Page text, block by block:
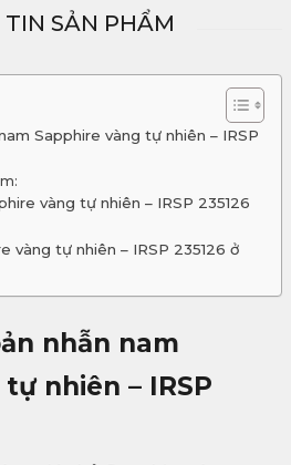
SẢN PHẨM
Sapphire vàng tự nhiên – IRSP
vàng tự nhiên – IRSP 235126
vàng tự nhiên – IRSP 235126 ở
nhẫn nam
nhiên – IRSP